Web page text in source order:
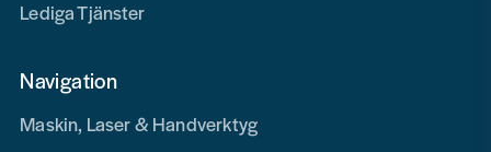
Lediga Tjänster
Navigation
Maskin, Laser & Handverktyg